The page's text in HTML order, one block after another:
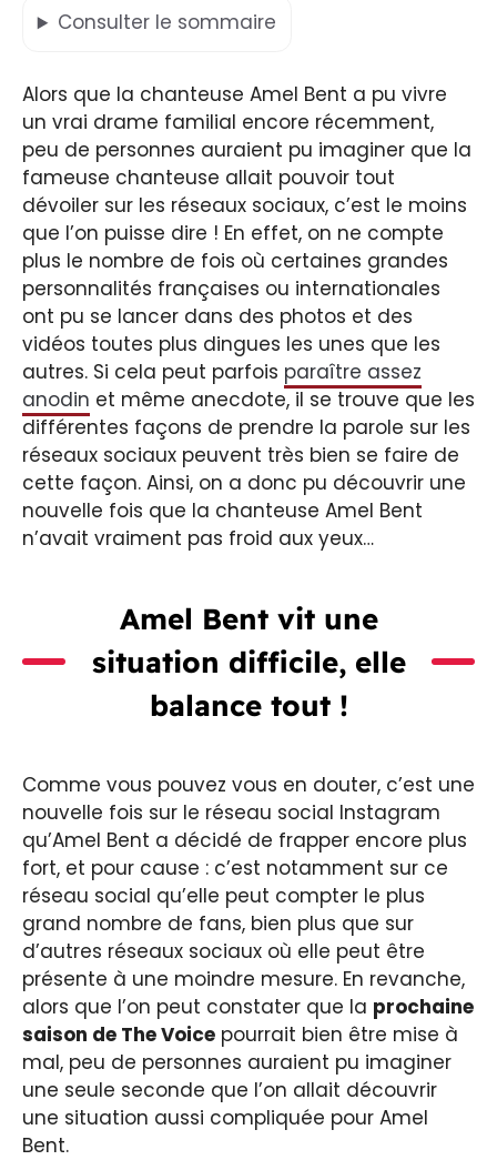
Consulter le sommaire
Alors que la chanteuse Amel Bent a pu vivre
un vrai drame familial encore récemment,
peu de personnes auraient pu imaginer que la
fameuse chanteuse allait pouvoir tout
dévoiler sur les réseaux sociaux, c’est le moins
que l’on puisse dire ! En effet, on ne compte
plus le nombre de fois où certaines grandes
personnalités françaises ou internationales
ont pu se lancer dans des photos et des
vidéos toutes plus dingues les unes que les
autres. Si cela peut parfois paraître assez
anodin et même anecdote, il se trouve que les
différentes façons de prendre la parole sur les
réseaux sociaux peuvent très bien se faire de
cette façon. Ainsi, on a donc pu découvrir une
nouvelle fois que la chanteuse Amel Bent
n’avait vraiment pas froid aux yeux…
Amel Bent vit une
situation difficile, elle
balance tout !
Comme vous pouvez vous en douter, c’est une
nouvelle fois sur le réseau social Instagram
qu’Amel Bent a décidé de frapper encore plus
fort, et pour cause : c’est notamment sur ce
réseau social qu’elle peut compter le plus
grand nombre de fans, bien plus que sur
d’autres réseaux sociaux où elle peut être
présente à une moindre mesure. En revanche,
alors que l’on peut constater que la prochaine
saison de The Voice pourrait bien être mise à
mal, peu de personnes auraient pu imaginer
une seule seconde que l’on allait découvrir
une situation aussi compliquée pour Amel
Bent.